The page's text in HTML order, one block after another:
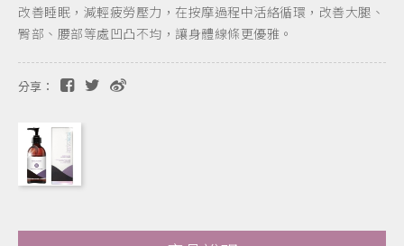
改善睡眠，減輕疲勞壓力，在按摩過程中活絡循環，改善大腿、
臀部、腰部等處凹凸不均，讓身體線條更優雅。
分享：